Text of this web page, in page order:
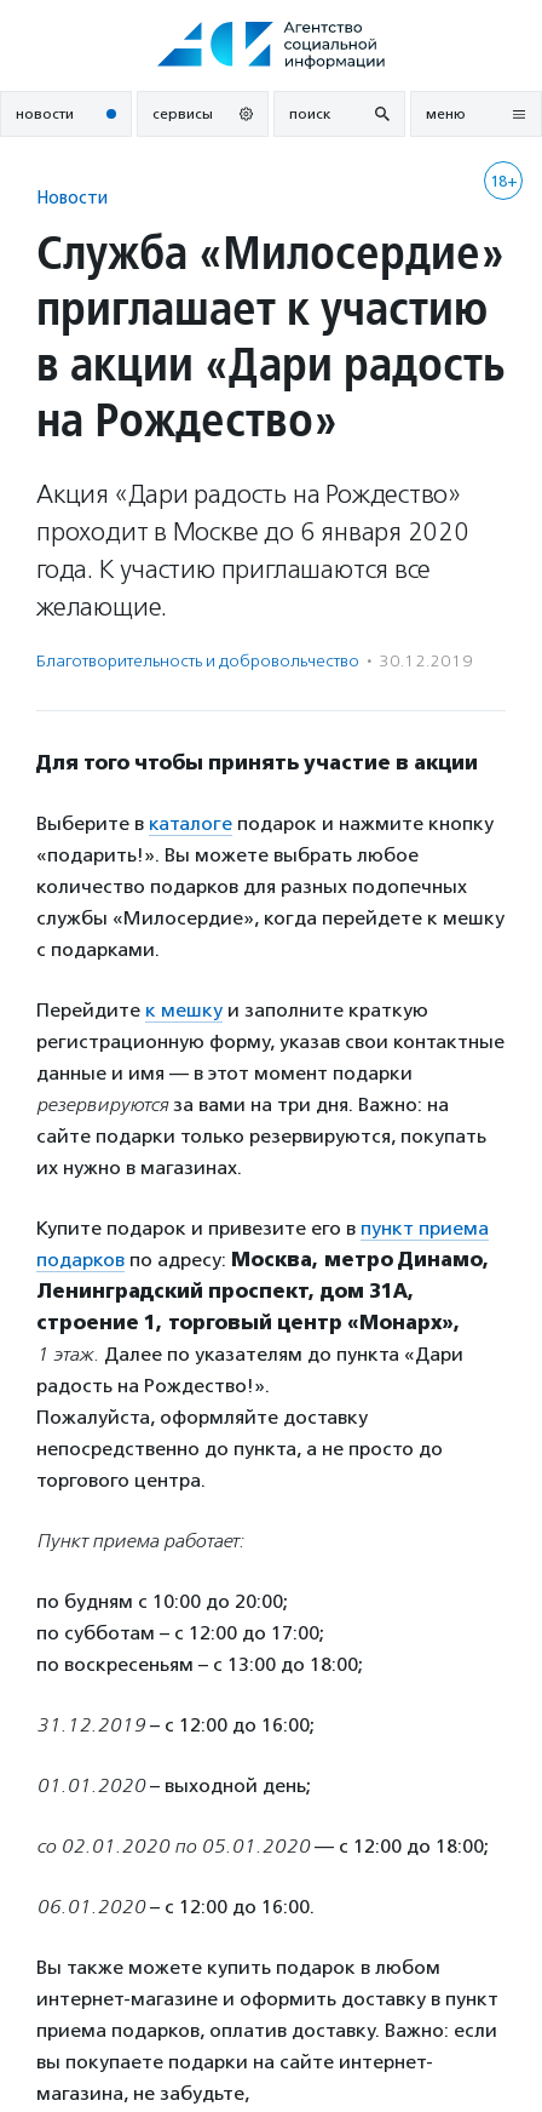
новости сервисы поиск меню
18+
Новости
Служба «Милосердие»
приглашает к участию
в акции «Дари радость
на Рождество»
Акция «Дари радость на Рождество»
проходит в Москве до 6 января 2020
года. К участию приглашаются все
желающие.
Благотвори­тель­ность и доброволь­чест­во · 30.12.2019
Для того чтобы принять участие в акции
Выберите в каталоге подарок и нажмите кнопку
«подарить!». Вы можете выбрать любое
количество подарков для разных подопечных
службы «Милосердие», когда перейдете к мешку
с подарками.
Перейдите к мешку и заполните краткую
регистрационную форму, указав свои контактные
данные и имя — в этот момент подарки
резервируютсяза вами на три дня. Важно: на
сайте подарки только резервируются, покупать
их нужно в магазинах.
Купите подарок и привезите его в пункт приема
подарков по адресу: Москва, метро Динамо,
Ленинградский проспект, дом 31А,
строение 1, торговый центр «Монарх»,
1 этаж. Далее по указателям до пункта «Дари
радость на Рождество!».
Пожалуйста, оформляйте доставку
непосредственно до пункта, а не просто до
торгового центра.
Пункт приема работает:
по будням с 10:00 до 20:00;
по субботам – с 12:00 до 17:00;
по воскресеньям – с 13:00 до 18:00;
31.12.2019 – с 12:00 до 16:00;
01.01.2020– выходной день;
со 02.01.2020 по 05.01.2020— с 12:00 до 18:00;
06.01.2020– с 12:00 до 16:00.
Вы также можете купить подарок в любом
интернет-магазине и оформить доставку в пункт
приема подарков, оплатив доставку. Важно: если
вы покупаете подарки на сайте интернет-
магазина, не забудьте,